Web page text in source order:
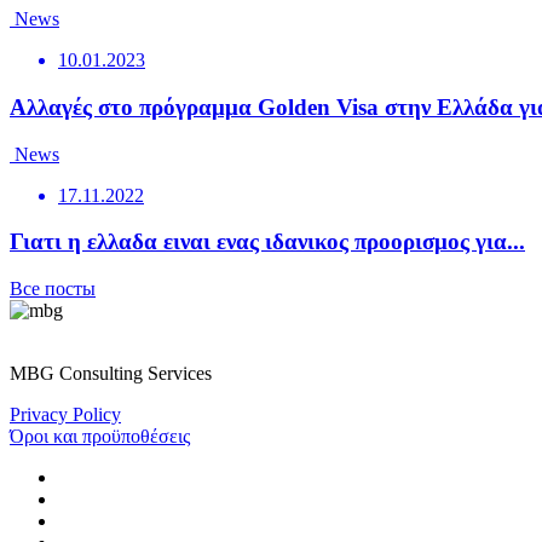
News
10.01.2023
Αλλαγές στο πρόγραμμα Golden Visa στην Ελλάδα
News
17.11.2022
Γιατι η ελλαδα ειναι ενας ιδανικος προορισμος για...
Все посты
MBG Consulting Services
Privacy Policy
Όροι και προϋποθέσεις